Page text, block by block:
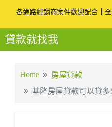
to
content
各通路經銷商案件歡迎配合
貸款就找我
Home
房屋貸款
基隆房屋貸款可以貸多